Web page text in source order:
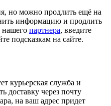
но можно продлить ещё на
информацию и продлить
нашего партнера, введите
подсказкам на сайте.
курьерская служба и
доставку через почту
на ваш адрес придет